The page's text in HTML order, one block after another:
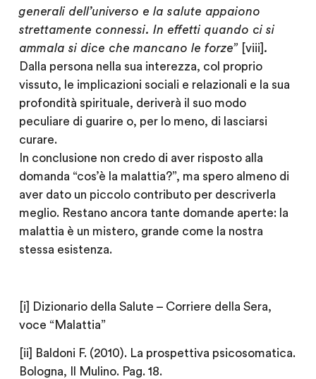
generali dell’universo e la salute appaiono
strettamente connessi. In effetti quando ci si
ammala si dice che mancano le forze” [viii] .
Dalla persona nella sua interezza, col proprio
vissuto, le implicazioni sociali e relazionali e la sua
profondità spirituale, deriverà il suo modo
peculiare di guarire o, per lo meno, di lasciarsi
curare.
In conclusione non credo di aver risposto alla
domanda “cos’è la malattia?”, ma spero almeno di
aver dato un piccolo contributo per descriverla
meglio. Restano ancora tante domande aperte: la
malattia è un mistero, grande come la nostra
stessa esistenza.
[i] Dizionario della Salute – Corriere della Sera,
voce “Malattia”
[ii] Baldoni F. (2010). La prospettiva psicosomatica.
Bologna, Il Mulino. Pag. 18.